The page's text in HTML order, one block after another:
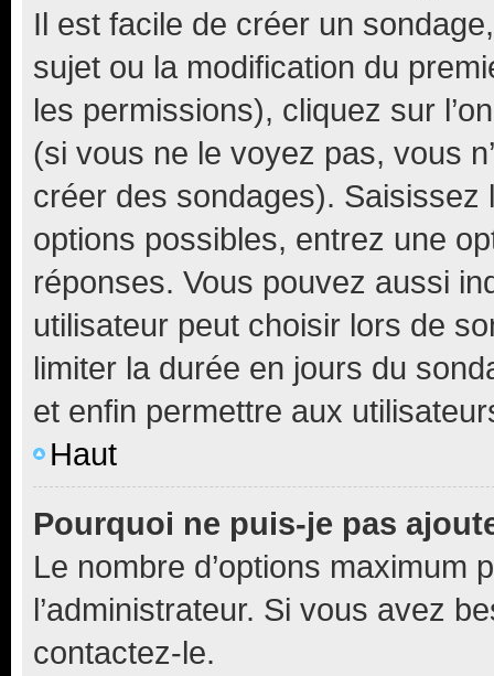
Il est facile de créer un
sujet ou la modification du
les permissions), cliquez sur
(si vous ne le voyez pas, vous
créer des sondages).
options possibles, entrez une
réponses. Vous pouvez aussi
utilisateur peut choisir lors de
limiter la durée en jours du
et enfin permettre aux
Haut
Pourquoi ne puis-je pas
Le nombre d’options maximum
l’administrateur. Si vous avez
contactez-le.